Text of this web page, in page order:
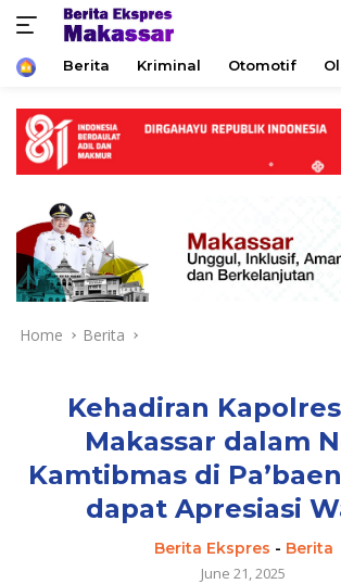
content
HomeBerita Kriminal Otomotif
Home Berita
Kehadiran
Makassar dalam
Kamtibmas di
dapat Apresiasi
Berita Ekspres - Berita
June 21, 2025